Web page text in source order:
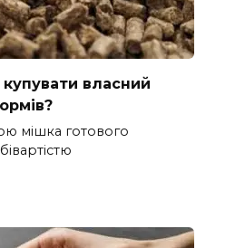
власний
мішка готового